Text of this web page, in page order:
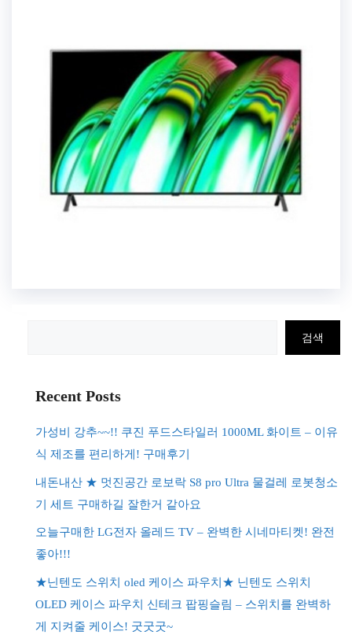
검색
Recent Posts
가성비 강추~~!! 쿠진 푸드스타일러 1000ML 화이트 – 이유
식 제조를 편리하게! 구매후기
내돈내산 ★ 멋진공간 로보락 S8 pro Ultra 물걸레 로봇청소
기 세트 구매하길 잘한거 같아요
오늘구매한 LG전자 올레드 TV – 완벽한 시네마티켓! 완전
좋아!!!
★닌텐도 스위치 oled 케이스 파우치★ 닌텐도 스위치
OLED 케이스 파우치 신테크 팝핑슬림 – 스위치를 완벽하
게 지켜줄 케이스! 굿굿굿~